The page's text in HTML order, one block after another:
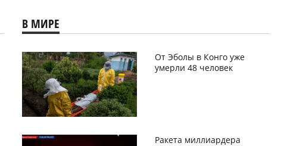
В МИРЕ
От Эболы в Конго уже
умерли 48 человек
Ракета миллиардера